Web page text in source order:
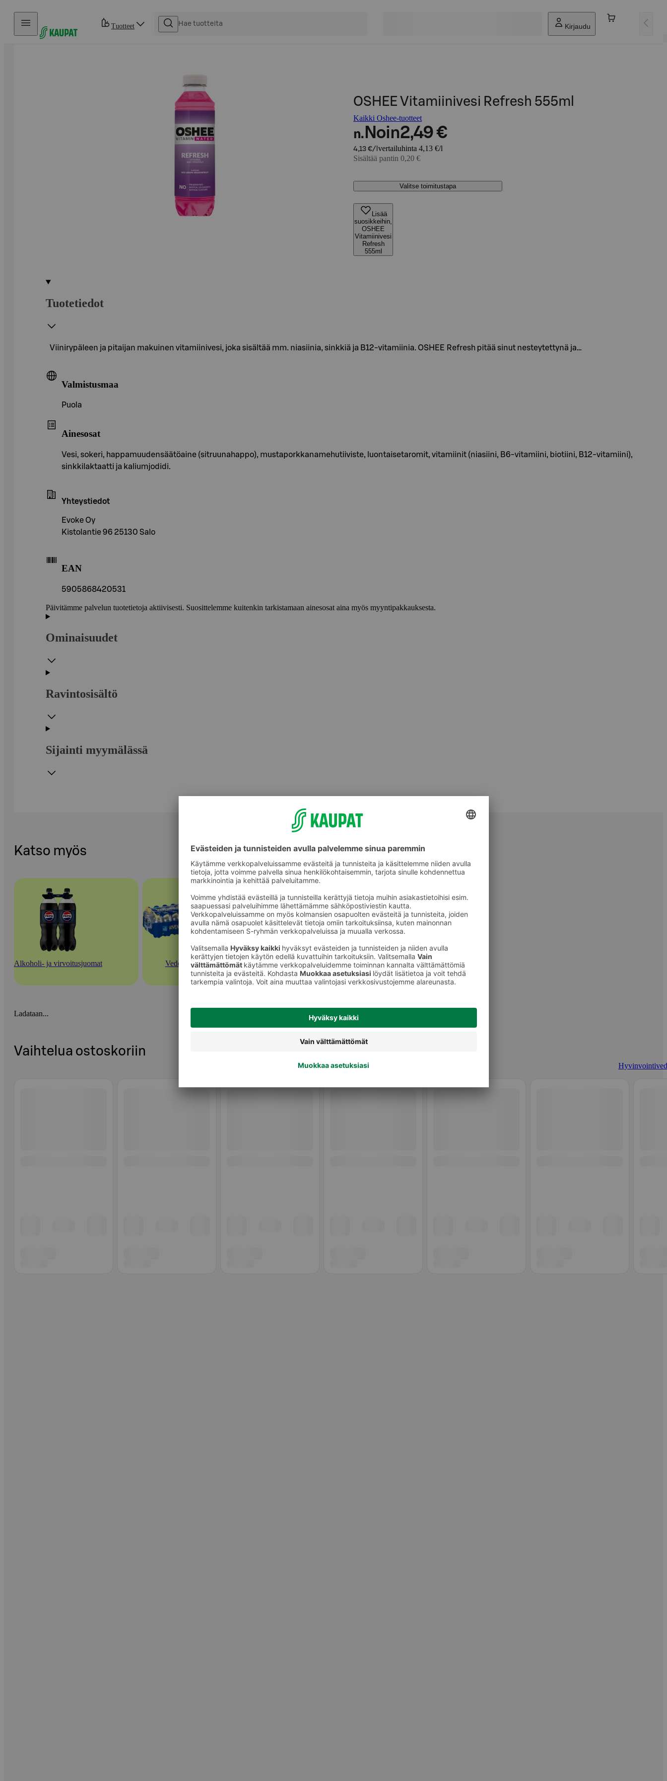
Hyppää sisältöön
Tuotteet Kirjaudu
OSHEE Vitamiinivesi Refresh 555ml
Kaikki Oshee-tuotteet
n. Noin2,49 €
4,13 €/l vertailuhinta 4,13 €/l
Sisältää pantin 0,20 €
Valitse toimitustapa
Lisää
suosikkeihin,
OSHEE
Vitamiinivesi
Refresh
555ml
Tuotetiedot
Viinirypäleen ja pitaijan makuinen vitamiinivesi, joka sisältää mm. niasiinia, sinkkiä ja B12-vitamiinia. OSHEE Refresh pitää sinut nesteytettynä ja…
Valmistusmaa
Puola
Ainesosat
Vesi, sokeri, happamuudensäätöaine (sitruunahappo), mustaporkkanamehutiiviste, luontaisetaromit, vitamiinit (niasiini, B6-vitamiini, biotiini, B12-vitamiini),
sinkkilaktaatti ja kaliumjodidi.
Yhteystiedot
Evoke Oy
Kistolantie 96 25130 Salo
EAN
5905868420531
Päivitämme palvelun tuotetietoja aktiivisesti. Suosittelemme kuitenkin tarkistamaan ainesosat aina myös myyntipakkauksesta.
Ominaisuudet
Ravintosisältö
Sijainti myymälässä
Katso myös
Alkoholi- ja virvoitusjuomat Vedet Hyvinvointivedet
Ladataan...
Vaihtelua ostoskoriin